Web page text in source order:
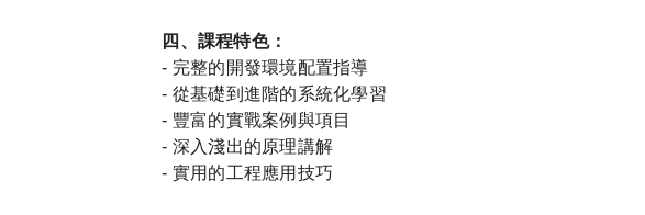
四、課程特色：
- 完整的開發環境配置指導
- 從基礎到進階的系統化學習
- 豐富的實戰案例與項目
- 深入淺出的原理講解
- 實用的工程應用技巧